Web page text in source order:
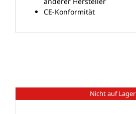
CE-Konformität
Nicht auf Lager